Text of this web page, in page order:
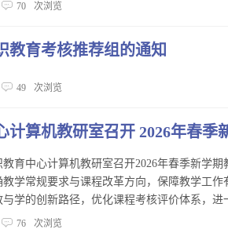
70 次浏览
教育考核推荐组的通知
49 次浏览
计算机教研室召开 2026年春季
教育中心计算机教研室召开2026年春季新学
学常规要求与课程改革方向，保障教学工
学的创新路径，优化课程考核评价体系，
76 次浏览